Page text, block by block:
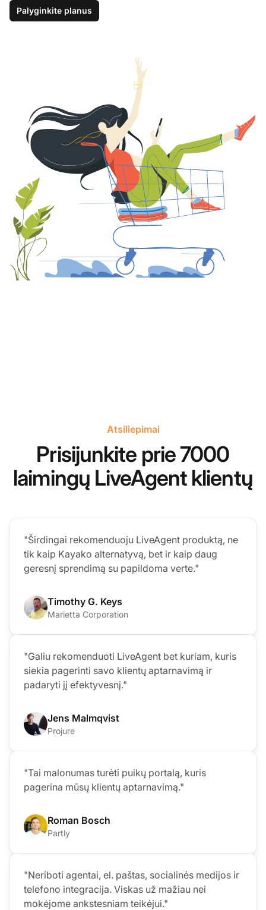
Palyginkite planus
Atsiliepimai
Prisijunkite prie 7000
laimingų LiveAgent klientų
"Širdingai rekomenduoju LiveAgent produktą, ne
tik kaip Kayako alternatyvą, bet ir kaip daug
geresnį sprendimą su papildoma verte."
Timothy G. Keys
Marietta Corporation
"Galiu rekomenduoti LiveAgent bet kuriam, kuris
siekia pagerinti savo klientų aptarnavimą ir
padaryti jį efektyvesnį."
Jens Malmqvist
Projure
"Tai malonumas turėti puikų portalą, kuris
pagerina mūsų klientų aptarnavimą."
Roman Bosch
Partly
"Neriboti agentai, el. paštas, socialinės medijos ir
telefono integracija. Viskas už mažiau nei
mokėjome ankstesniam teikėjui."